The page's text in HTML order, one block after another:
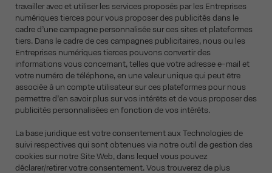
travailler avec et utiliser les services proposés par les Entreprises
numériques tierces pour vous proposer des publicités dans le
cadre d’une campagne personnalisée sur ces sites et plateformes
tiers. Dans le cadre de ces campagnes publicitaires, nous ou les
Entreprises numériques tierces pouvons convertir des
informations vous concernant, telles que votre adresse e-mail et
votre numéro de téléphone, en une valeur unique qui peut être
associée à un compte utilisateur sur ces plateformes pour nous
permettre d’en savoir plus sur vos intérêts et de vous proposer des
publicités personnalisées en fonction de vos intérêts.
La base juridique est votre consentement aux Technologies de
suivi respectives qui sont obtenues via notre outil de gestion des
cookies sur notre Site Web, dans lequel vous pouvez
déclarer/retirer votre consentement. Vous trouverez de plus